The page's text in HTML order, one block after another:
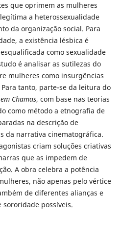
que oprimem as mulheres
a heterossexualidade
da organização social. Para
a existência lésbica é
como sexualidade
é analisar as sutilezas do
mulheres como insurgências
tanto, parte-se da leitura do
Chamas, com base nas teorias
como método a etnografia de
na descrição de
da narrativa cinematográfica.
criam soluções criativas
que as impedem de
A obra celebra a potência
não apenas pelo vértice
de diferentes alianças e
sororidade possíveis.